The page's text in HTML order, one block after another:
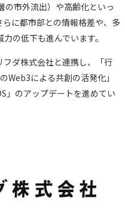
の市外流出）や高齢化といっ
に都市部との情報格差や、多
の低下も進んでいます。
ダ株式会社と連携し、「行
Web3による共創の活発化」
」のアップデートを進めてい